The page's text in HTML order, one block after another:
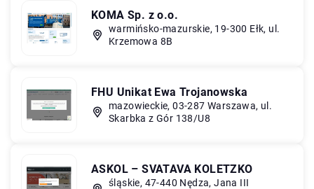
KOMA Sp. z o.o.
warmińsko-mazurskie, 19-300 Ełk, ul.
Krzemowa 8B
FHU Unikat Ewa Trojanowska
mazowieckie, 03-287 Warszawa, ul.
Skarbka z Gór 138/U8
ASKOL – SVATAVA KOLETZKO
śląskie, 47-440 Nędza, Jana III